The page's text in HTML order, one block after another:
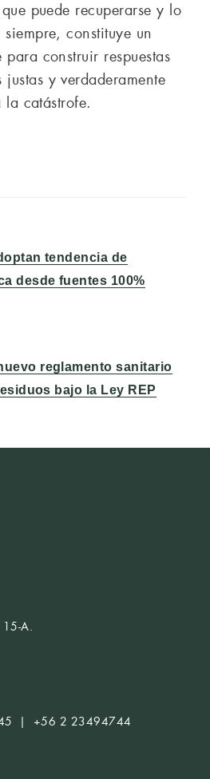
puede recuperarse y lo
constituye un
construir respuestas
justas y verdaderamente
la catástrofe.
tendencia de
desde fuentes 100%
reglamento sanitario
bajo la Ley REP
A.
| +56 2 23494744